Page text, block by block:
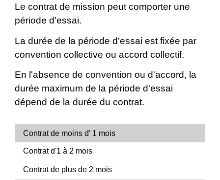
Le contrat de mission peut comporter une
période d'essai.
La durée de la période d'essai est fixée par
convention collective ou accord collectif.
En l'absence de convention ou d'accord, la
durée maximum de la période d'essai
dépend de la durée du contrat.
Contrat de moins d' 1 mois
Contrat d'1 à 2 mois
Contrat de plus de 2 mois